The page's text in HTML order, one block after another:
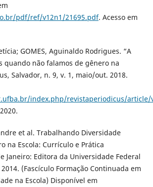
pdf/ref/v12n1/21695.pdf. Acesso em
GOMES, Aguinaldo Rodrigues. “A
quando não falamos de gênero na
Salvador, n. 9, v. 1, maio/out. 2018.
index.php/revistaperiodicus/article/
et al. Trabalhando Diversidade
na Escola: Currículo e Prática
Janeiro: Editora da Universidade Federal
(Fascículo Formação Continuada em
na Escola) Disponível em